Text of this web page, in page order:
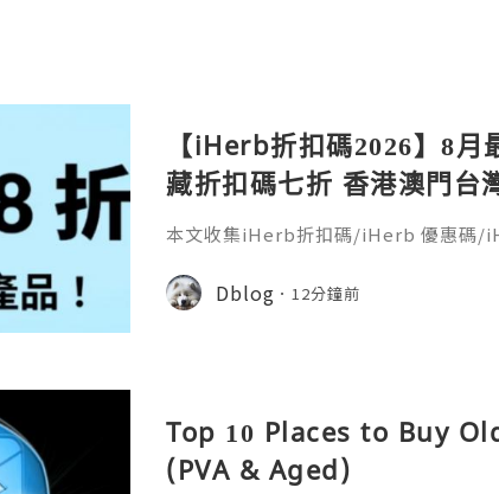
【iHerb折扣碼2026】8
藏折扣碼七折 香港澳門
30％ off
本文收集iHerb折扣碼/iHerb 優惠碼
coupon)，新客戶舊客戶都能享折扣。
Dblog 12分鐘前
Top 10 Places to Buy
(PVA & Aged)